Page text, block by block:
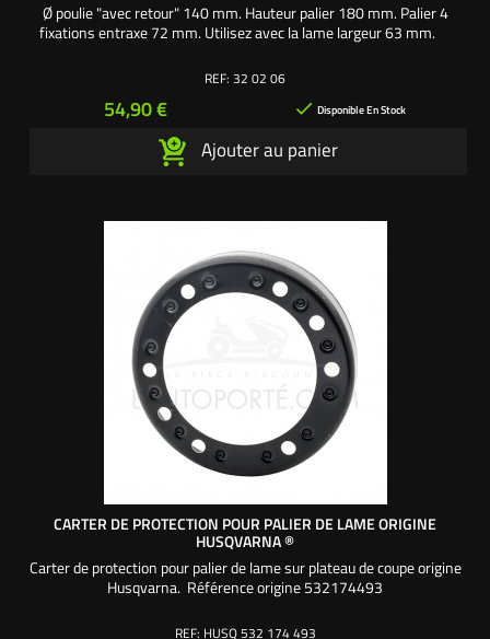
Ø poulie "avec retour" 140 mm. Hauteur palier 180 mm. Palier 4
fixations entraxe 72 mm. Utilisez avec la lame largeur 63 mm.
REF: 32 02 06
Prix
54,90 €  Disponible En Stock
Ajouter au panier
CARTER DE PROTECTION POUR PALIER DE LAME ORIGINE
HUSQVARNA ®
Carter de protection pour palier de lame sur plateau de coupe origine
Husqvarna. Référence origine 532174493
REF: HUSQ 532 174 493